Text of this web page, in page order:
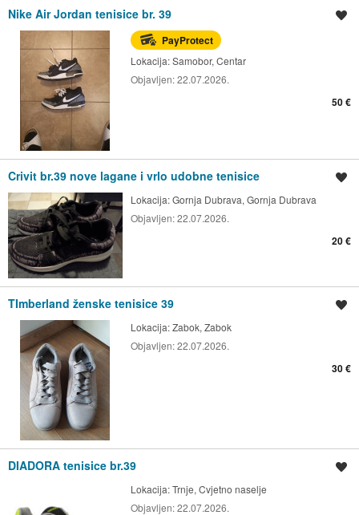
Nike Air Jordan tenisice br. 39
PayProtect
Lokacija:Samobor, Centar
Objavljen:22.07.2026.
50 €
Crivit br.39 nove lagane i vrlo udobne tenisice
Lokacija:Gornja Dubrava, Gornja Dubrava
Objavljen:22.07.2026.
20 €
TImberland ženske tenisice 39
Lokacija:Zabok, Zabok
Objavljen:22.07.2026.
30 €
DIADORA tenisice br.39
Lokacija:Trnje, Cvjetno naselje
Objavljen:22.07.2026.